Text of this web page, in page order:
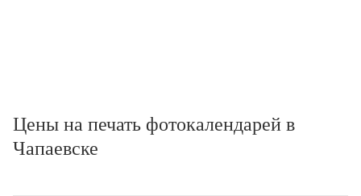
Цены на печать фотокалендарей в
Чапаевске